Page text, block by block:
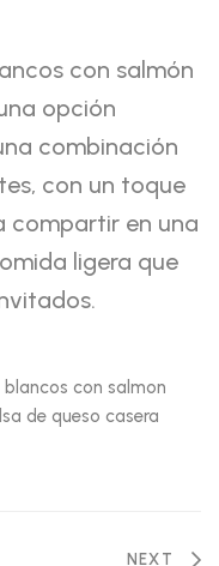
con salmón
opción
combinación
con un toque
compartir en una
ligera que
con salmon
de queso casera
NEXT